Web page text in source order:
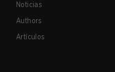
Noticias
Authors
Artículos